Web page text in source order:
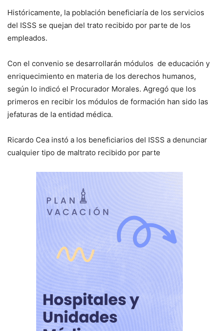
Históricamente, la población beneficiaría de los servicios
del ISSS se quejan del trato recibido por parte de los
empleados.
Con el convenio se desarrollarán módulos de educación y
enriquecimiento en materia de los derechos humanos,
según lo indicó el Procurador Morales. Agregó que los
primeros en recibir los módulos de formación han sido las
jefaturas de la entidad médica.
Ricardo Cea instó a los beneficiarios del ISSS a denunciar
cualquier tipo de maltrato recibido por parte